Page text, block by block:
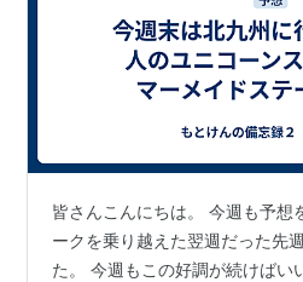
皆さんこんにちは。 今週も予想
ークを乗り越えた翌週だった先
た。 今週もこの好調が続けばい